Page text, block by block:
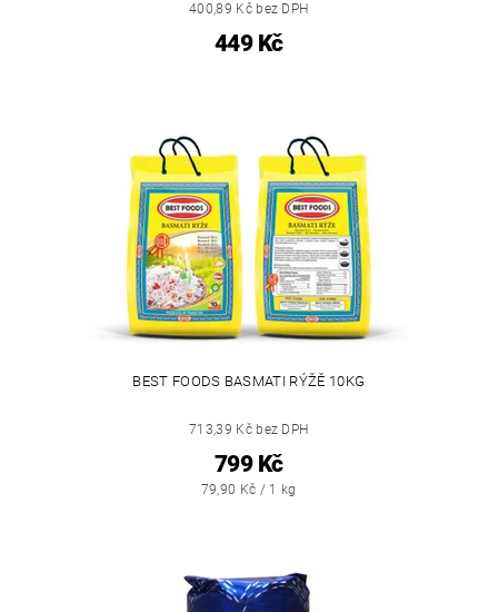
400,89 Kč bez DPH
449 Kč
BEST FOODS BASMATI RÝŽĚ 10KG
713,39 Kč bez DPH
799 Kč
79,90 Kč / 1 kg